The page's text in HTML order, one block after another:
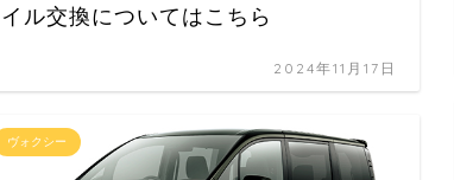
イル交換についてはこちら
2024年11月17日
ヴォクシー